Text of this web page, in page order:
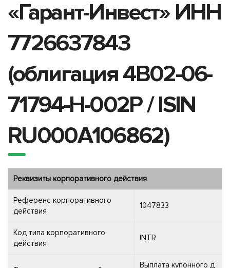
«Гарант-Инвест» ИНН
7726637843
(облигация 4B02-06-
71794-H-002P / ISIN
RU000A106862)
Реквизиты корпоративного действия
Референс корпоративного
действия
1047833
Код типа корпоративного
действия
INTR
Выплата купонного д